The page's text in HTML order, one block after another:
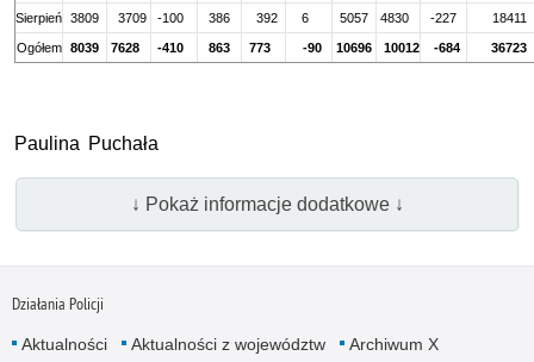
Sierpień 3809 3709 -100 386 392 6 5057 4830 -227 18411
Ogółem 8039 7628 -410 863 773 -90 10696 10012 -684 36723
Paulina Puchała
↓ Pokaż informacje dodatkowe ↓
Działania Policji
Aktualności Aktualności z województw
Archiwum X